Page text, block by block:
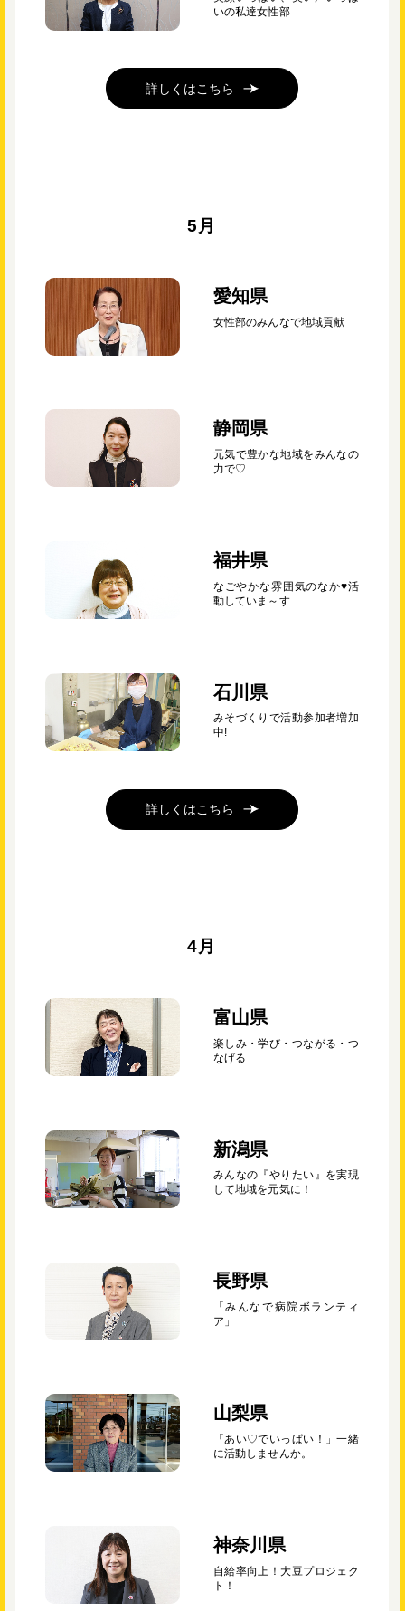
いの私達女性部
詳しくはこちら
5月
愛知県
女性部のみんなで地域貢献
静岡県
元気で豊かな地域をみんなの
力で♡
福井県
なごやかな雰囲気のなか♥活
動していま～す
石川県
みそづくりで活動参加者増加
中!
詳しくはこちら
4月
富山県
楽しみ・学び・つながる・つ
なげる
新潟県
みんなの『やりたい』を実現
して地域を元気に！
長野県
「みんなで病院ボランティ
ア」
山梨県
「あい♡でいっぱい！」一緒
に活動しませんか。
神奈川県
自給率向上！大豆プロジェク
ト！